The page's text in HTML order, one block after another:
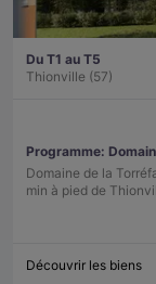
Du T1 au T5
Thionville (57)
Programme:
Domaine de la
min à pied de
Découvrir les biens